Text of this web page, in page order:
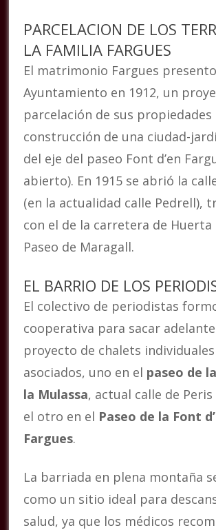
PARCELACION DE LOS
LA FAMILIA FARGUES
El matrimonio Fargues
Ayuntamiento en 1912, un
parcelación de sus propiedades
construcción de una ciudad-
del eje del paseo Font d’en
abierto). En 1915 se abrió la
(en la actualidad calle Pedrell),
con el de la carretera de Huerta
Paseo de Maragall.
EL BARRIO DE LOS
El colectivo de periodistas
cooperativa para sacar
proyecto de chalets
asociados, uno en el paseo de
la Mulassa, actual calle de
el otro en el Paseo de la Font
Fargues.
La barriada en plena montaña
como un sitio ideal para
salud, ya que los médicos